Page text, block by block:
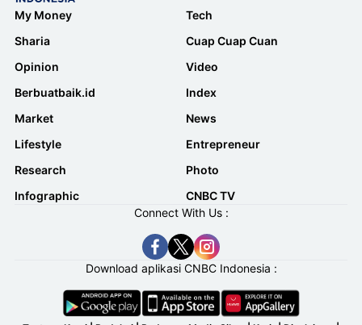
My Money
Tech
Sharia
Cuap Cuap Cuan
Opinion
Video
Berbuatbaik.id
Index
Market
News
Lifestyle
Entrepreneur
Research
Photo
Infographic
CNBC TV
Connect With Us :
Download aplikasi CNBC Indonesia :